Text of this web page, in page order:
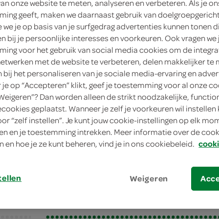
8
20 min.
cheesecake met vijgen
cheesecake
onze website te meten, analyseren en verbeteren. Als je
geeft, maken we daarnaast gebruik van
we je op basis van je surfgedrag advertenties kunnen tonen
bij je persoonlijke interesses en voorkeuren. Ook vragen we
voor het gebruik van social media cookies om de
met de website te verbeteren, delen makkelijker te
bij het personaliseren van je sociale media-ervaring en
je op “Accepteren” klikt, geef je toestemming voor al onze
Dan worden alleen de strikt noodzakelijke,
geplaatst. Wanneer je zelf je voorkeuren wil instellen
“zelf instellen”. Je kunt jouw cookie-instellingen op elk
en je toestemming intrekken. Meer informatie over de
en hoe je ze kunt beheren, vind je in ons cookiebeleid.
Weigeren